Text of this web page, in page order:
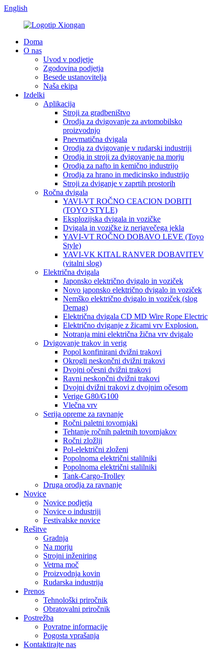
English
Doma
O nas
Uvod v podjetje
Zgodovina podjetja
Besede ustanovitelja
Naša ekipa
Izdelki
Aplikacija
Stroji za gradbeništvo
Orodja za dvigovanje za avtomobilsko
proizvodnjo
Pnevmatična dvigala
Orodja za dvigovanje v rudarski industriji
Orodja in stroji za dvigovanje na morju
Orodja za nafto in kemično industrijo
Orodja za hrano in medicinsko industrijo
Stroji za dviganje v zaprtih prostorih
Ročna dvigala
YAVI-VT ROČNO CEACION DOBITI
(TOYO STYLE)
Eksplozijska dvigala in vozičke
Dvigala in vozičke iz nerjavečega jekla
YAVI-VT ROČNO DOBAVO LEVE (Toyo
Style)
YAVI-VK KITAL RANVER DOBAVITEV
(vitalni slog)
Električna dvigala
Japonsko električno dvigalo in voziček
Novo japonsko električno dvigalo in voziček
Nemško električno dvigalo in voziček (slog
Demag)
Električna dvigala CD MD Wire Rope Electric
Električno dviganje z žicami vrv Explosion.
Notranja mini električna žična vrv dvigalo
Dvigovanje trakov in verig
Popol konfinirani dvižni trakovi
Okrogli neskončni dvižni trakovi
Dvojni očesni dvižni trakovi
Ravni neskončni dvižni trakovi
Dvojni dvižni trakovi z dvojnim očesom
Verige G80/G100
Vlečna vrv
Serija opreme za ravnanje
Ročni paletni tovornjaki
Tehtanje ročnih paletnih tovornjakov
Ročni zložlji
Pol-električni zloženi
Popolnoma električni stalilniki
Popolnoma električni stalilniki
Tank-Cargo-Trolley
Druga orodja za ravnanje
Novice
Novice podjetja
Novice o industriji
Festivalske novice
Rešitve
Gradnja
Na morju
Strojni inženiring
Vetrna moč
Proizvodnja kovin
Rudarska industrija
Prenos
Tehnološki priročnik
Obratovalni priročnik
Postrežba
Povratne informacije
Pogosta vprašanja
Kontaktirajte nas